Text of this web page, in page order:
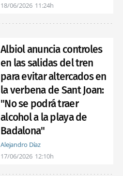
18/06/2026 11:24h
Albiol anuncia controles
en las salidas del tren
para evitar altercados en
la verbena de Sant Joan:
"No se podrá traer
alcohol a la playa de
Badalona"
Alejandro Díaz
17/06/2026 12:10h